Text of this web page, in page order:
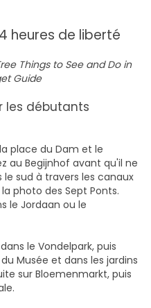
heures de liberté
les débutants
place du Dam et le
au Begijnhof avant qu'il ne
le sud à travers les canaux
photo des Sept Ponts.
le Jordaan ou le
le Vondelpark, puis
Musée et dans les jardins
sur Bloemenmarkt, puis